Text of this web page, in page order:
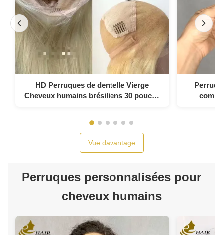
HD Perruques de dentelle Vierge
Cheveux humains brésiliens 30 pouces
complète
Vue davantage
Perruques personnalisées pour
cheveux humains